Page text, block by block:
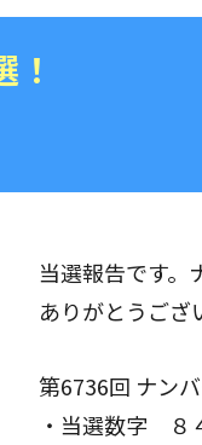
当選報告です。
ありがとうござ
第6736回 ナン
・当選数字 ８